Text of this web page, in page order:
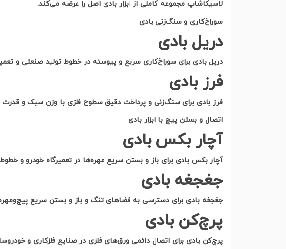
لاسیکاشاپ مجموعه کاملی از ابزار بادی اصل را عرضه می‌کند.
سوراخ‌کاری و سنگ‌زنی بادی
دریل بادی
دریل بادی برای سوراخ‌کاری سریع و پیوسته در خطوط تولید صنعتی و
فرز بادی
فرز بادی برای سنگ‌زنی و پرداخت دقیق سطوح فلزی با وزن سبک و قدرت
اتصال و بستن پیچ با ابزار بادی
آچار بکس بادی
آچار بکس بادی برای باز و بستن سریع مهره‌ها در تعمیرگاه خودرو و
جغجغه بادی
جغجغه بادی برای دسترسی به فضاهای تنگ و باز و بستن سریع پیچ‌ومهره
پرچ‌کن بادی
پرچ‌کن بادی برای اتصال دائمی ورق‌های فلزی در صنایع فلزکاری و